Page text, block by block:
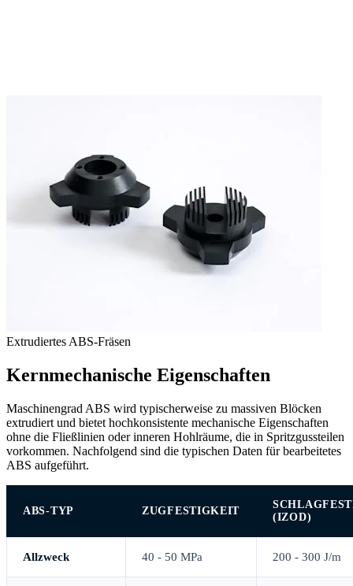
Extrudiertes ABS-Fräsen
Kernmechanische Eigenschaften
Maschinengrad ABS wird typischerweise zu massiven Blöcken
extrudiert und bietet hochkonsistente mechanische Eigenschaften
ohne die Fließlinien oder inneren Hohlräume, die in Spritzgussteilen
vorkommen. Nachfolgend sind die typischen Daten für bearbeitetes
ABS aufgeführt.
ABS-TYP ZUGFESTIGKEIT
(IZOD)
Allzweck 40 - 50 MPa 200 - 300 J/m